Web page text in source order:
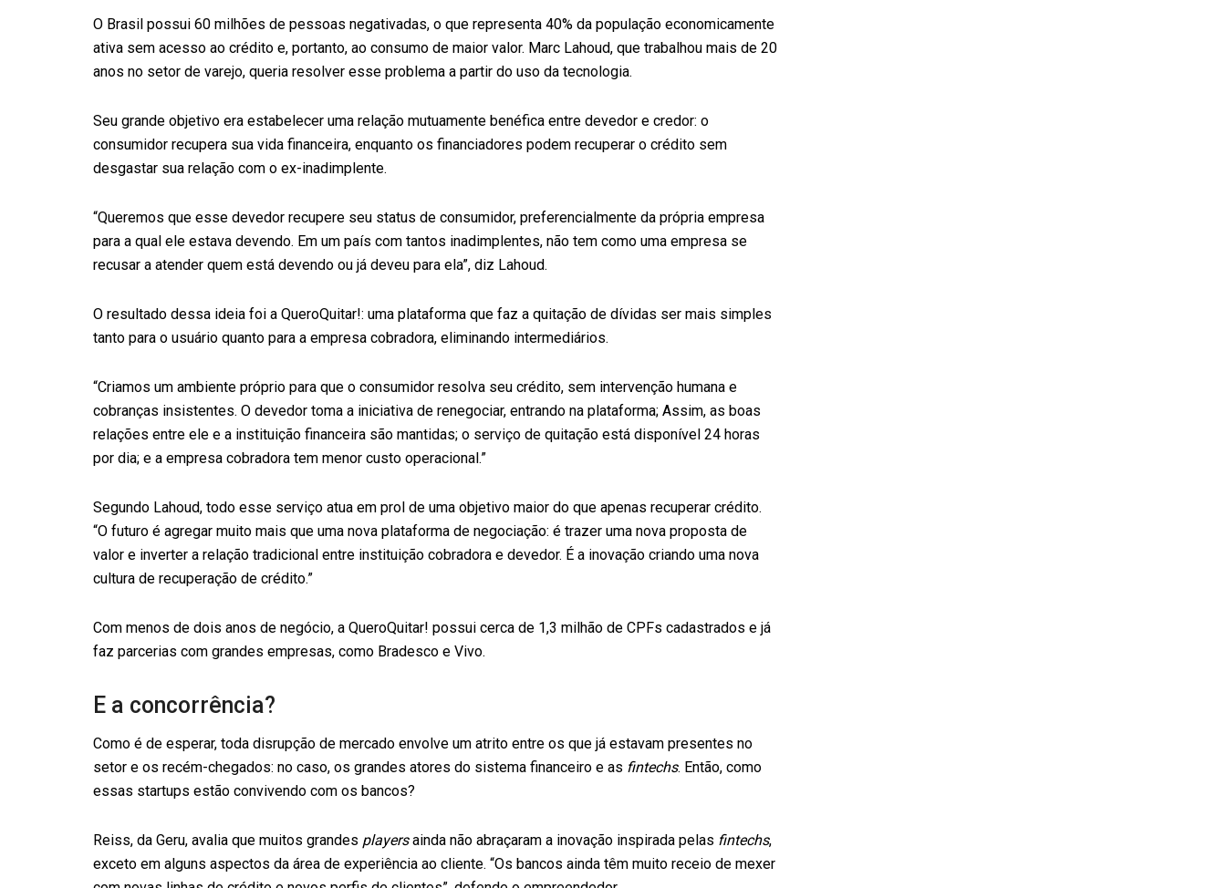
O Brasil possui 60 milhões de pessoas negativadas, o que representa 40% da população economicamente
ativa sem acesso ao crédito e, portanto, ao consumo de maior valor. Marc Lahoud, que trabalhou mais de 20
anos no setor de varejo, queria resolver esse problema a partir do uso da tecnologia.
Seu grande objetivo era estabelecer uma relação mutuamente benéfica entre devedor e credor: o
consumidor recupera sua vida financeira, enquanto os financiadores podem recuperar o crédito sem
desgastar sua relação com o ex-inadimplente.
“Queremos que esse devedor recupere seu status de consumidor, preferencialmente da própria empresa
para a qual ele estava devendo. Em um país com tantos inadimplentes, não tem como uma empresa se
recusar a atender quem está devendo ou já deveu para ela”, diz Lahoud.
O resultado dessa ideia foi a QueroQuitar!: uma plataforma que faz a quitação de dívidas ser mais simples
tanto para o usuário quanto para a empresa cobradora, eliminando intermediários.
“Criamos um ambiente próprio para que o consumidor resolva seu crédito, sem intervenção humana e
cobranças insistentes. O devedor toma a iniciativa de renegociar, entrando na plataforma; Assim, as boas
relações entre ele e a instituição financeira são mantidas; o serviço de quitação está disponível 24 horas
por dia; e a empresa cobradora tem menor custo operacional.”
Segundo Lahoud, todo esse serviço atua em prol de uma objetivo maior do que apenas recuperar crédito.
“O futuro é agregar muito mais que uma nova plataforma de negociação: é trazer uma nova proposta de
valor e inverter a relação tradicional entre instituição cobradora e devedor. É a inovação criando uma nova
cultura de recuperação de crédito.”
Com menos de dois anos de negócio, a QueroQuitar! possui cerca de 1,3 milhão de CPFs cadastrados e já
faz parcerias com grandes empresas, como Bradesco e Vivo.
E a concorrência?
Como é de esperar, toda disrupção de mercado envolve um atrito entre os que já estavam presentes no
setor e os recém-chegados: no caso, os grandes atores do sistema financeiro e as fintechs. Então, como
essas startups estão convivendo com os bancos?
Reiss, da Geru, avalia que muitos grandes playersainda não abraçaram a inovação inspirada pelas fintechs,
exceto em alguns aspectos da área de experiência ao cliente. “Os bancos ainda têm muito receio de mexer